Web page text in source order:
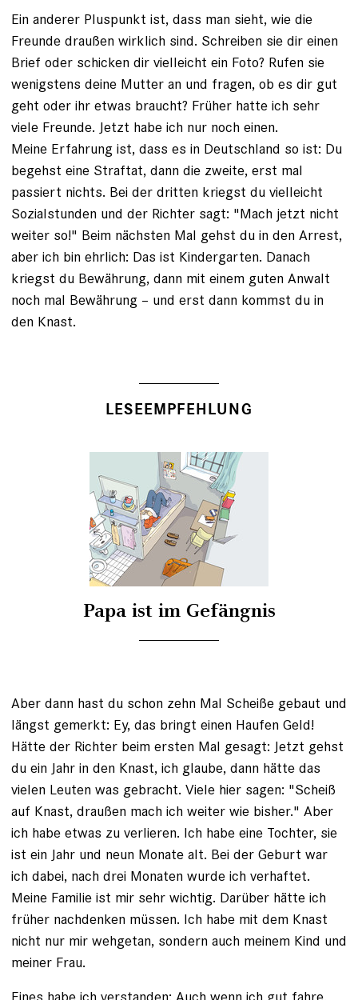
Ein anderer Pluspunkt ist, dass man sieht, wie die
Freunde draußen wirklich sind. Schreiben sie dir einen
Brief oder schicken dir vielleicht ein Foto? Rufen sie
wenigs­tens deine Mutter an und fragen, ob es dir gut
geht oder ihr etwas braucht? Früher hatte ich sehr
viele Freunde. Jetzt habe ich nur noch einen.
Meine Erfahrung ist, dass es in Deutschland so ist: Du
begehst eine Straftat, dann die zweite, erst mal
passiert nichts. Bei der dritten kriegst du vielleicht
Sozialstunden und der Richter sagt: "Mach jetzt nicht
weiter so!" Beim nächsten Mal gehst du in den Arrest,
aber ich bin ehrlich: Das ist Kindergarten. Danach
kriegst du Bewährung, dann mit einem guten Anwalt
noch mal Bewährung – und erst dann kommst du in
den Knast.
LESEEMPFEHLUNG
Papa ist im Gefängnis
Aber dann hast du schon zehn Mal Scheiße gebaut und
längst gemerkt: Ey, das bringt einen Haufen Geld!
Hätte der Richter beim ersten Mal gesagt: Jetzt gehst
du ein Jahr in den Knast, ich glaube, dann hätte das
vielen Leuten was gebracht. Viele hier sagen: "Scheiß
auf Knast, draußen mach ich weiter wie bisher." Aber
ich habe etwas zu verlieren. Ich habe eine Tochter, sie
ist ein Jahr und neun Monate alt. Bei der Geburt war
ich dabei, nach drei Monaten wurde ich verhaftet.
Meine Familie ist mir sehr wichtig. Darüber ­hätte ich
früher nachdenken müssen. Ich habe mit dem Knast
nicht nur mir wehgetan, sondern auch meinem Kind und
meiner Frau.
Eines habe ich verstanden: Auch wenn ich gut fahre,